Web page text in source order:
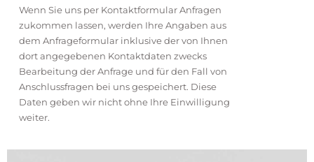
Wenn Sie uns per Kontaktformular Anfragen
zukommen lassen, werden Ihre Angaben aus
dem Anfrageformular inklusive der von Ihnen
dort angegebenen Kontaktdaten zwecks
Bearbeitung der Anfrage und für den Fall von
Anschlussfragen bei uns gespeichert. Diese
Daten geben wir nicht ohne Ihre Einwilligung
weiter.